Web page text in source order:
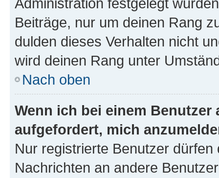
Beiträge, nur um deinen Rang
dulden dieses Verhalten nicht
wird deinen Rang unter
Nach oben
Wenn ich bei einem
aufgefordert, mich
Nur registrierte Benutzer
Nachrichten an andere